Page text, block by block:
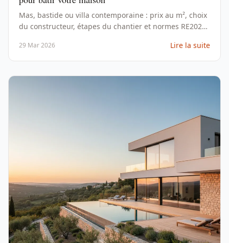
Mas, bastide ou villa contemporaine : prix au m², choix
du constructeur, étapes du chantier et normes RE2020
29 Mar 2026 Lire la suite